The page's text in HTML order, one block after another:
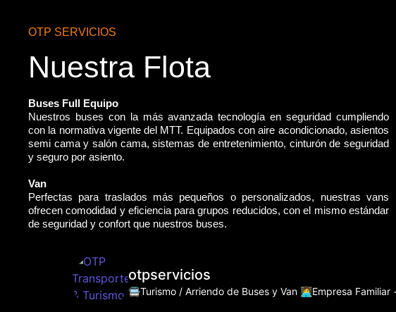
OTP SERVICIOS
Nuestra Flota
Buses Full Equipo
Nuestros buses con la más avanzada tecnología en seguridad cumpliendo
con la normativa vigente del MTT. Equipados con aire acondicionado, asientos
semi cama y salón cama, sistemas de entretenimiento, cinturón de seguridad
y seguro por asiento.
Van
Perfectas para traslados más pequeños o personalizados, nuestras vans
ofrecen comodidad y eficiencia para grupos reducidos, con el mismo estándar
de seguridad y confort que nuestros buses.
otpservicios
🚍Turismo / Arriendo de Buses y Van 👩‍💻Empresa